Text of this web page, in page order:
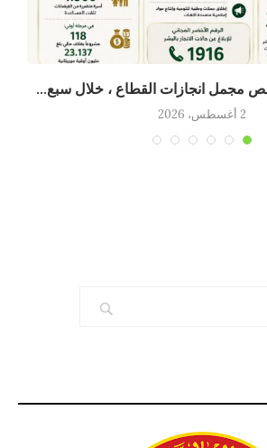
مجمل انجازات القطاع ، خلال سبع...
2 أغسطس، 2026